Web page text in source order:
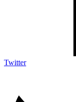
Twitter